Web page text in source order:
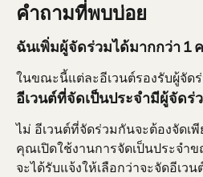
คำถามที่พบบ่อย
ฉันเพิ่มผู้จัดร่วมได้มากกว่า 1
ในขณะนี้แต่ละอีเวนต์รองรับผู้จัด
อีเวนต์ที่จัดเป็นประจำมีผู้จัดร่
ไม่ อีเวนต์ที่จัดร่วมกันจะต้องจัดเพี
คุณเปิดใช้งานการจัดเป็นประจำ
จะได้รับแจ้งให้เลือกว่าจะจัดอีเว